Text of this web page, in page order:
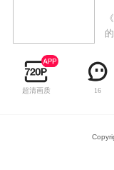
超清画质 16